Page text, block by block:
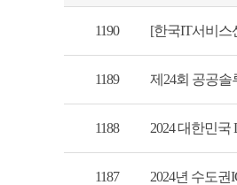
1190 [한국IT서비스
1189 제24회 공공솔
1188 2024 대한민국
1187 2024년 수도